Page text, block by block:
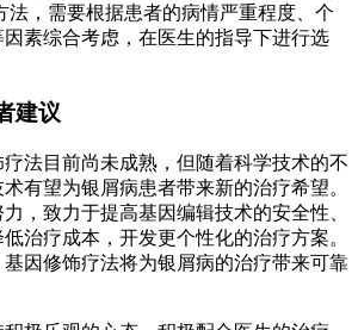
法，需要根据患者的病情严重程度、个
素综合考虑，在医生的指导下进行选
建议
法目前尚未成熟，但随着科学技术的不
有望为银屑病患者带来新的治疗希望。
，致力于提高基因编辑技术的安全性、
治疗成本，开发更个性化的治疗方案。
因修饰疗法将为银屑病的治疗带来可靠